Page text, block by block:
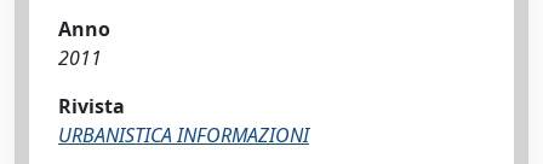
Anno
2011
Rivista
URBANISTICA INFORMAZIONI